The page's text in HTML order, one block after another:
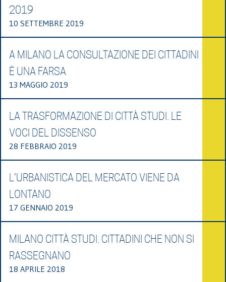
2019
10 SETTEMBRE 2019
A MILANO LA CONSULTAZIONE DEI CITTADINI
È UNA FARSA
13 MAGGIO 2019
LA TRASFORMAZIONE DI CITTÀ STUDI. LE
VOCI DEL DISSENSO
28 FEBBRAIO 2019
L’URBANISTICA DEL MERCATO VIENE DA
LONTANO
17 GENNAIO 2019
MILANO CITTÀ STUDI. CITTADINI CHE NON SI
RASSEGNANO
18 APRILE 2018